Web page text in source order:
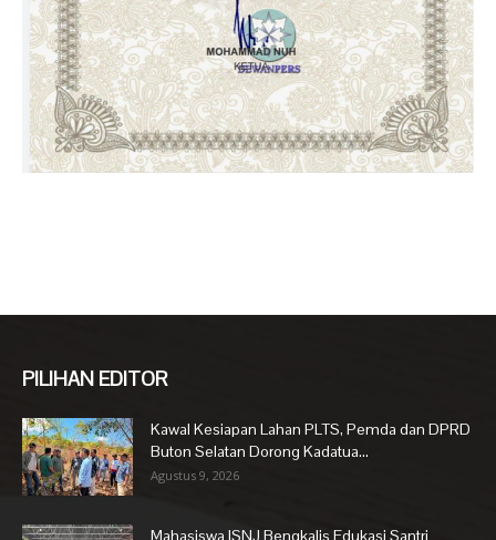
PILIHAN EDITOR
Kawal Kesiapan Lahan PLTS, Pemda dan DPRD
Buton Selatan Dorong Kadatua...
Agustus 9, 2026
Mahasiswa ISNJ Bengkalis Edukasi Santri